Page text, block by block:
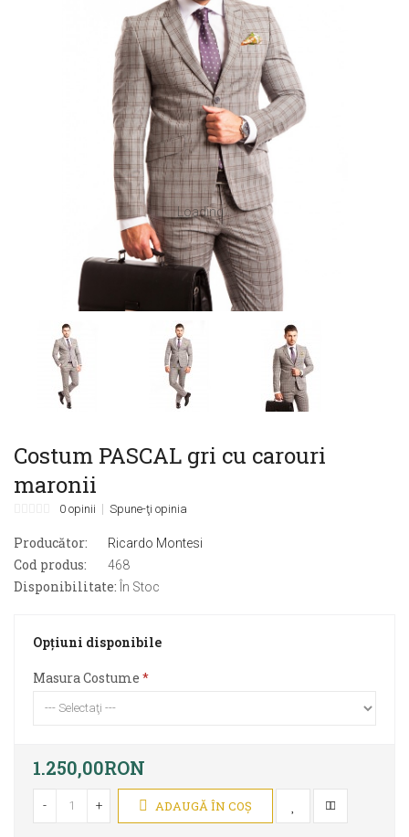
Loading...
Costum PASCAL gri cu carouri
maronii
0 opinii Spune-ţi opinia
Producător: Ricardo Montesi
Cod produs: 468
Disponibilitate: În Stoc
Opţiuni disponibile
Masura Costume
1.250,00RON
- + ADAUGĂ ÎN COŞ